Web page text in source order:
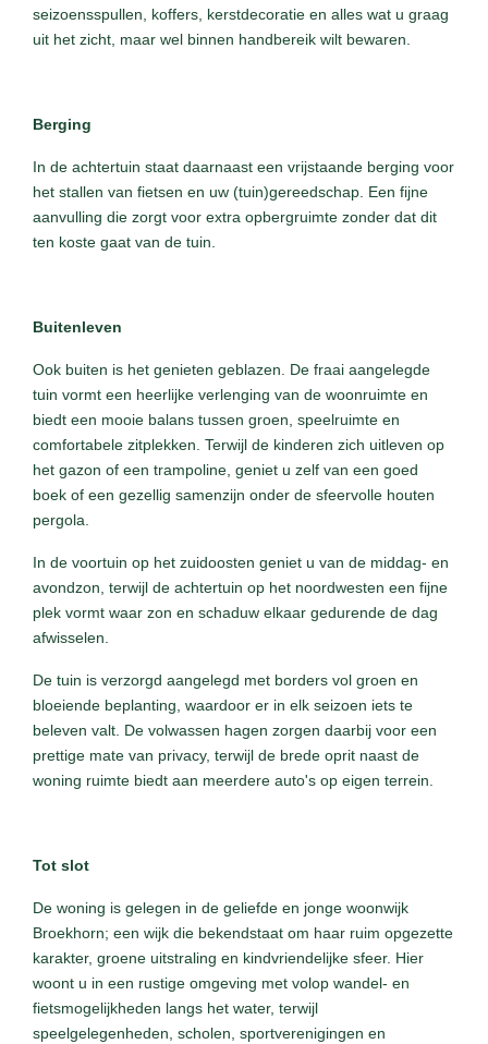
seizoensspullen, koffers, kerstdecoratie en alles wat u graag
uit het zicht, maar wel binnen handbereik wilt bewaren.
Berging
In de achtertuin staat daarnaast een vrijstaande berging voor
het stallen van fietsen en uw (tuin)gereedschap. Een fijne
aanvulling die zorgt voor extra opbergruimte zonder dat dit
ten koste gaat van de tuin.
Buitenleven
Ook buiten is het genieten geblazen. De fraai aangelegde
tuin vormt een heerlijke verlenging van de woonruimte en
biedt een mooie balans tussen groen, speelruimte en
comfortabele zitplekken. Terwijl de kinderen zich uitleven op
het gazon of een trampoline, geniet u zelf van een goed
boek of een gezellig samenzijn onder de sfeervolle houten
pergola.
In de voortuin op het zuidoosten geniet u van de middag- en
avondzon, terwijl de achtertuin op het noordwesten een fijne
plek vormt waar zon en schaduw elkaar gedurende de dag
afwisselen.
De tuin is verzorgd aangelegd met borders vol groen en
bloeiende beplanting, waardoor er in elk seizoen iets te
beleven valt. De volwassen hagen zorgen daarbij voor een
prettige mate van privacy, terwijl de brede oprit naast de
woning ruimte biedt aan meerdere auto's op eigen terrein.
Tot slot
De woning is gelegen in de geliefde en jonge woonwijk
Broekhorn; een wijk die bekendstaat om haar ruim opgezette
karakter, groene uitstraling en kindvriendelijke sfeer. Hier
woont u in een rustige omgeving met volop wandel- en
fietsmogelijkheden langs het water, terwijl
speelgelegenheden, scholen, sportverenigingen en